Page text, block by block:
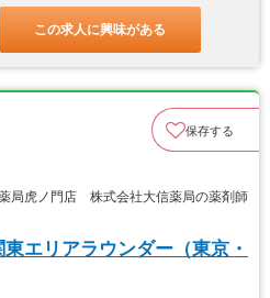
この求人に興味がある
保存する
局虎ノ門店 株式会社大信薬局の薬剤師
東エリアラウンダー（東京・